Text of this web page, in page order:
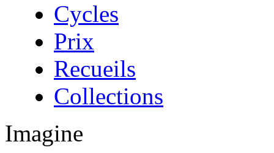
Cycles
Prix
Recueils
Collections
Imagine